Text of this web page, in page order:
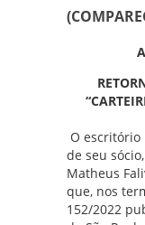
O escritório
de seu
Matheus
que, nos
152/2022